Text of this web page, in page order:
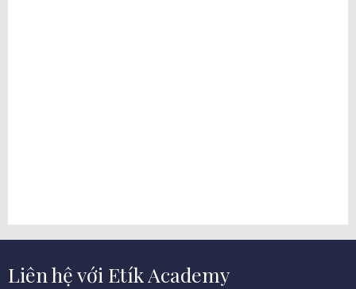
Liên hệ với Etík Academy